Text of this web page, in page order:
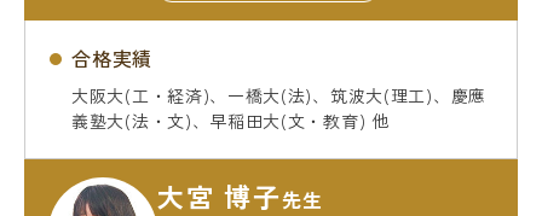
合格実績
大阪大(工・経済)、一橋大(法)、筑波大(理工)、慶應
義塾大(法・文)、早稲田大(文・教育) 他
大宮 博子先生